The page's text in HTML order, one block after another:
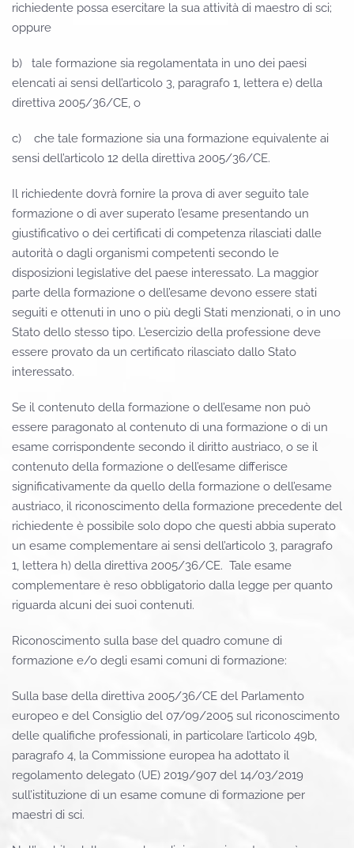
richiedente possa esercitare la sua attività di maestro di sci;
oppure
b) tale formazione sia regolamentata in uno dei paesi
elencati ai sensi dell’articolo 3, paragrafo 1, lettera e) della
direttiva 2005/36/CE, o
c) che tale formazione sia una formazione equivalente ai
sensi dell’articolo 12 della direttiva 2005/36/CE.
Il richiedente dovrà fornire la prova di aver seguito tale
formazione o di aver superato l’esame presentando un
giustificativo o dei certificati di competenza rilasciati dalle
autorità o dagli organismi competenti secondo le
disposizioni legislative del paese interessato. La maggior
parte della formazione o dell’esame devono essere stati
seguiti e ottenuti in uno o più degli Stati menzionati, o in uno
Stato dello stesso tipo. L’esercizio della professione deve
essere provato da un certificato rilasciato dallo Stato
interessato.
Se il contenuto della formazione o dell’esame non può
essere paragonato al contenuto di una formazione o di un
esame corrispondente secondo il diritto austriaco, o se il
contenuto della formazione o dell’esame differisce
significativamente da quello della formazione o dell’esame
austriaco, il riconoscimento della formazione precedente del
richiedente è possibile solo dopo che questi abbia superato
un esame complementare ai sensi dell’articolo 3, paragrafo
1, lettera h) della direttiva 2005/36/CE. Tale esame
complementare è reso obbligatorio dalla legge per quanto
riguarda alcuni dei suoi contenuti.
Riconoscimento sulla base del quadro comune di
formazione e/o degli esami comuni di formazione:
Sulla base della direttiva 2005/36/CE del Parlamento
europeo e del Consiglio del 07/09/2005 sul riconoscimento
delle qualifiche professionali, in particolare l’articolo 49b,
paragrafo 4, la Commissione europea ha adottato il
regolamento delegato (UE) 2019/907 del 14/03/2019
sull’istituzione di un esame comune di formazione per
maestri di sci.